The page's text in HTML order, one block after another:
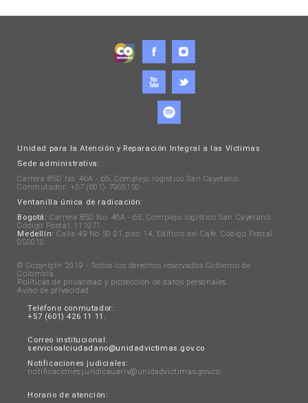
Unidad para la Atención y Reparación Integral a las Víctimas
Sede administrativa:
Carrera 85D No. 46A - 65, Complejo logístico San Cayetano.
Conmutador: +57 (601) 7965150.
Ventanilla única de radicación:
Bogotá: Carrera 85D No. 46A - 65, Complejo logístico San Cayetano.
Código Postal: 111071.
Medellín: Calle 49 No 50-21 piso 14, Edificio del Café. Código Postal:
050010.
© Copyrigth 2019 - Todos los derechos reservados Gobierno de
Colombia.
Políticas de privacidad y protección de datos personales.
Aviso de privacidad .
Teléfono conmutador:
+57 (601) 426 11 11.
Correo institucional:
servicioalciudadano@unidadvictimas.gov.co
Notificaciones judiciales:
notificaciones.juridicauariv@unidadvictimas.gov.co
Horario de atención: